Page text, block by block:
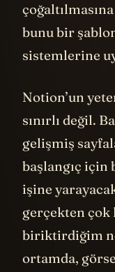
bunu bir
sistemlerine
Notion’un
sınırlı değil.
gelişmiş
başlangıç için
işine
gerçekten çok
biriktirdiğim
ortamda,